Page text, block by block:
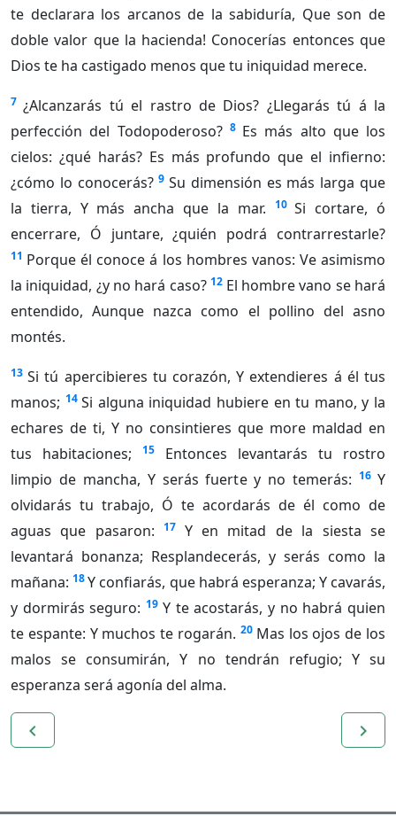
te declarara los arcanos de la sabiduría, Que son de
doble valor que la hacienda! Conocerías entonces que
Dios te ha castigado menos que tu iniquidad merece.
7 ¿Alcanzarás tú el rastro de Dios? ¿Llegarás tú á la
perfección del Todopoderoso? 8 Es más alto que los
cielos: ¿qué harás? Es más profundo que el infierno:
¿cómo lo conocerás? 9 Su dimensión es más larga que
la tierra, Y más ancha que la mar.
10 Si cortare, ó
encerrare, Ó juntare, ¿quién podrá contrarrestarle?
11 Porque él conoce á los hombres vanos: Ve asimismo
la iniquidad, ¿y no hará caso? 12 El hombre vano se hará
entendido, Aunque nazca como el pollino del asno
montés.
13 Si tú apercibieres tu corazón, Y extendieres á él tus
manos; 14 Si alguna iniquidad hubiere en tu mano, y la
echares de ti, Y no consintieres que more maldad en
tus habitaciones;
15
Entonces levantarás tu rostro
limpio de mancha, Y serás fuerte y no temerás: 16 Y
olvidarás tu trabajo, Ó te acordarás de él como de
aguas que pasaron:
17 Y en mitad de la siesta se
levantará bonanza; Resplandecerás, y serás como la
mañana: 18Y confiarás, que habrá esperanza; Y cavarás,
y dormirás seguro: 19 Y te acostarás, y no habrá quien
te espante: Y muchos te rogarán. 20 Mas los ojos de los
malos se consumirán, Y no tendrán refugio; Y su
esperanza será agonía del alma.
navigate_before navigate_next